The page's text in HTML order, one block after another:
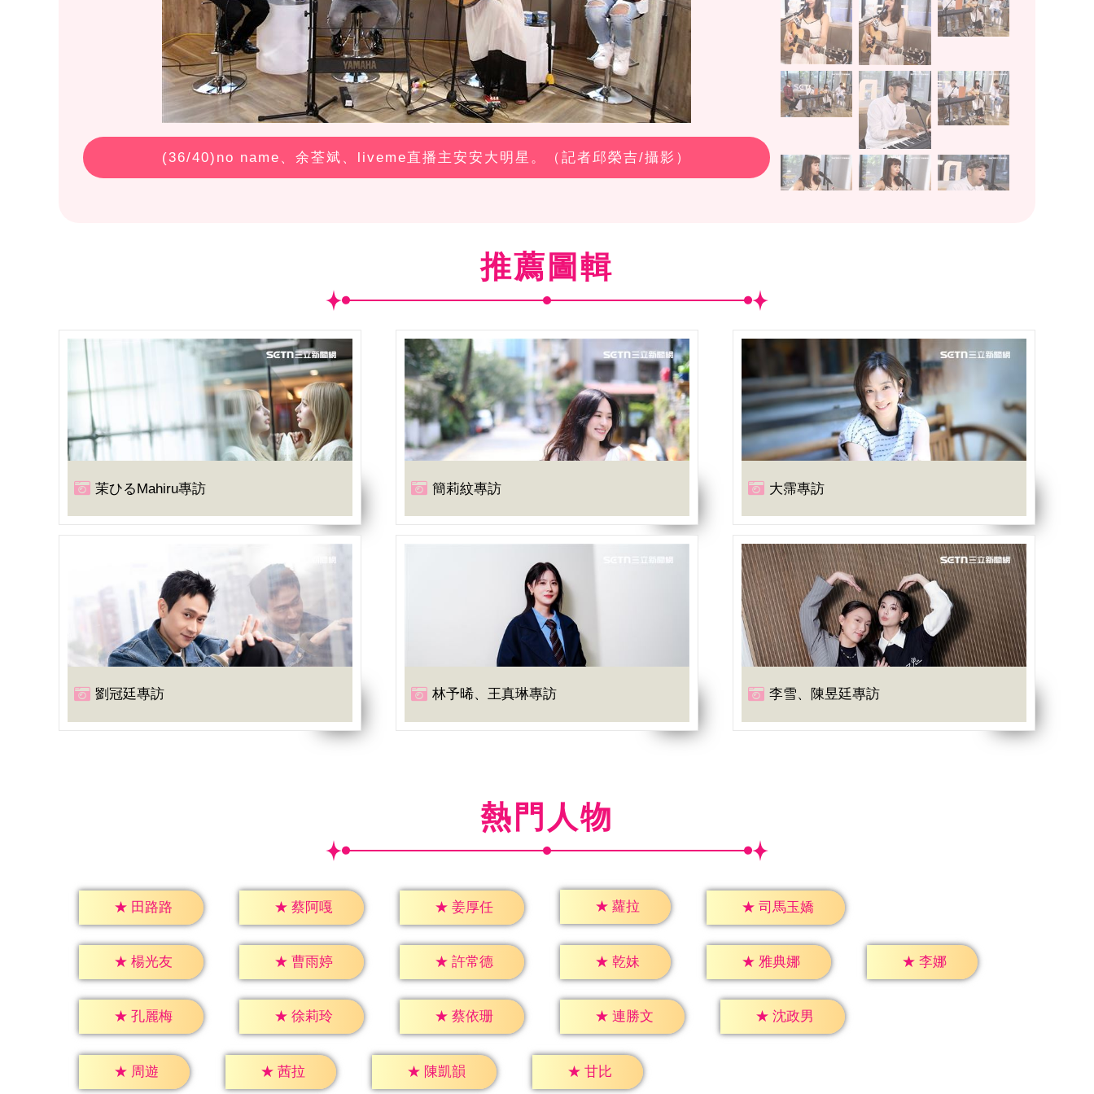
(36/40)no name、余荃斌、liveme直播主安安大明星。（記者邱榮吉/攝影）
推薦圖輯
茉ひるMahiru專訪 簡莉紋專訪 大霈專訪
劉冠廷專訪 林予晞、王真琳專訪 李雪、陳昱廷專訪
熱門人物
★ 田路路 ★ 蔡阿嘎 ★ 姜厚任 ★ 蘿拉 ★ 司馬玉嬌
★ 楊光友 ★ 曹雨婷 ★ 許常德 ★ 乾妹 ★ 雅典娜 ★ 李娜
★ 孔麗梅 ★ 徐莉玲 ★ 蔡依珊 ★ 連勝文 ★ 沈政男
★ 周遊 ★ 茜拉 ★ 陳凱韻 ★ 甘比